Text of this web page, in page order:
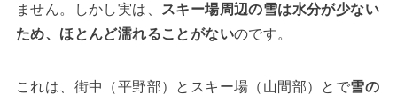
ません。しかし実は、
スキー場周辺の雪は水分が少ない
ため、ほとんど濡れることがないのです。
これは、街中（平野部）とスキー場（山間部）とで雪の